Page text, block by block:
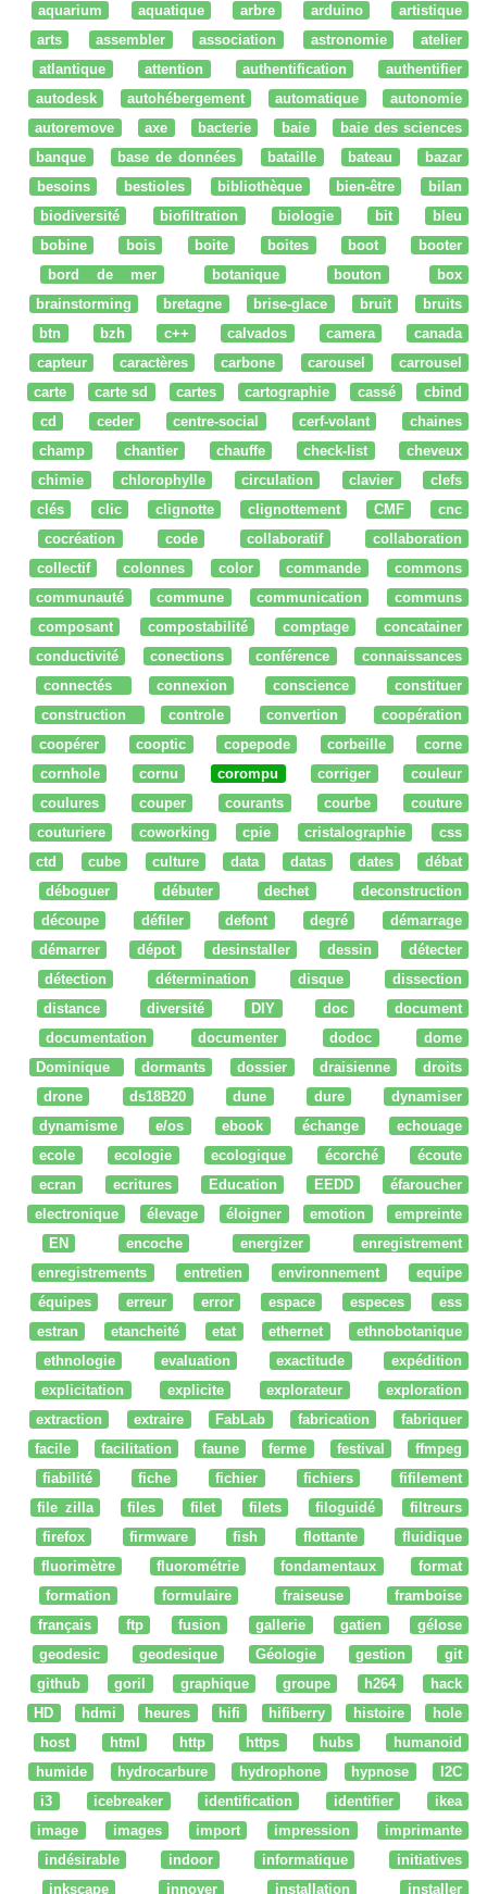
aquarium
aquatique arbre arduino
artistique
arts
assembler association astronomie
atelier
atlantique
attention authentification
authentifier
autodesk
autohébergement automatique
autonomie
autoremove
axe bacterie baie
baie des sciences
banque
base de données bataille bateau
bazar
besoins
bestioles bibliothèque bien-être
bilan
biodiversité
biofiltration biologie bit
bleu
bobine
bois boite boites boot
booter
bord de mer
botanique bouton
box
brainstorming
bretagne brise-glace bruit
bruits
btn
bzh c++ calvados camera
canada
capteur
caractères carbone carousel
carrousel
carte
carte sd cartes cartographie cassé
cbind
cd
ceder centre-social cerf-volant
chaines
champ
chantier chauffe check-list
cheveux
chimie
chlorophylle circulation clavier
clefs
clés
clic clignotte clignottement CMF
cnc
cocréation
code collaboratif
collaboration
collectif
colonnes color commande
commons
communauté
commune communication
communs
composant
compostabilité comptage
concatainer
conductivité
conections conférence
connaissances
connectés
connexion conscience
constituer
construction
controle convertion
coopération
coopérer
cooptic copepode corbeille
corne
cornhole
cornu corompu corriger
couleur
coulures
couper courants courbe
couture
couturiere
coworking cpie cristalographie
css
ctd
cube culture data datas dates
débat
déboguer
débuter dechet
deconstruction
découpe
défiler defont degré
démarrage
démarrer
dépot desinstaller dessin
détecter
détection
détermination disque
dissection
distance
diversité DIY doc
document
documentation
documenter dodoc
dome
Dominique
dormants dossier draisienne
droits
drone
ds18B20 dune dure
dynamiser
dynamisme
e/os ebook échange
echouage
ecole
ecologie ecologique écorché
écoute
ecran
ecritures Education EEDD
éfaroucher
electronique
élevage éloigner emotion
empreinte
EN
encoche energizer
enregistrement
enregistrements
entretien environnement
equipe
équipes
erreur error espace especes
ess
estran
etancheité etat ethernet
ethnobotanique
ethnologie
evaluation exactitude
expédition
explicitation
explicite explorateur
exploration
extraction
extraire FabLab fabrication
fabriquer
facile
facilitation faune ferme festival
ffmpeg
fiabilité
fiche fichier fichiers
fifilement
file zilla
files filet filets filoguidé
filtreurs
firefox
firmware fish flottante
fluidique
fluorimètre
fluorométrie fondamentaux
format
formation
formulaire fraiseuse
framboise
français
ftp fusion gallerie gatien
gélose
geodesic
geodesique Géologie gestion
git
github
goril graphique groupe h264
hack
HD
hdmi heures hifi hifiberry histoire
hole
host
html http https hubs
humanoid
humide
hydrocarbure hydrophone hypnose
I2C
i3
icebreaker identification identifier
ikea
image
images import impression
imprimante
indésirable
indoor informatique
initiatives
inkscape
innover installation installer